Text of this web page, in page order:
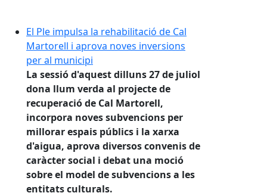
El Ple impulsa la rehabilitació de Cal
Martorell i aprova noves inversions
per al municipi
La sessió d'aquest dilluns 27 de juliol
dona llum verda al projecte de
recuperació de Cal Martorell,
incorpora noves subvencions per
millorar espais públics i la xarxa
d'aigua, aprova diversos convenis de
caràcter social i debat una moció
sobre el model de subvencions a les
entitats culturals.